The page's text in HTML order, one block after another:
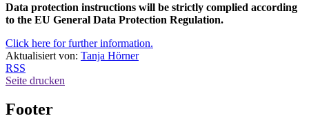
Data protection instructions will be strictly complied according
to the EU General Data Protection Regulation.
Click here for further information.
Aktualisiert von: Tanja Hörner
RSS
Seite drucken
Footer